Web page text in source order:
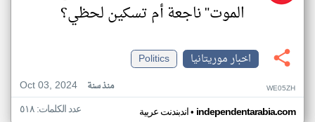
الموت" ناجعة أم تسكين لحظي؟
اخبار موريتانيا
Politics
Oct 03, 2024
منذ سنة WE05ZH
اندبندنت عربية• independentarabia.com عدد الكلمات: ٥١٨